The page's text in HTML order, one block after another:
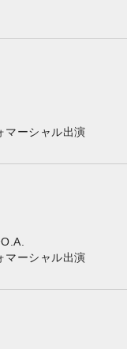
ーシャル出演
ーシャル出演